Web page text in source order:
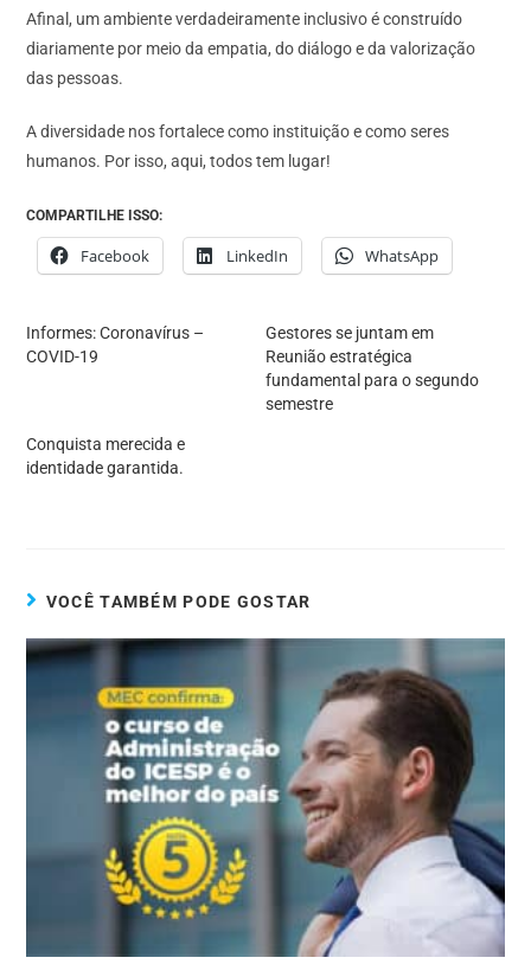
Afinal, um ambiente verdadeiramente inclusivo é construído
diariamente por meio da empatia, do diálogo e da valorização
das pessoas.
A diversidade nos fortalece como instituição e como seres
humanos. Por isso, aqui, todos tem lugar!
COMPARTILHE ISSO:
Facebook LinkedIn WhatsApp
Informes: Coronavírus –
COVID-19
Gestores se juntam em
Reunião estratégica
fundamental para o segundo
semestre
Conquista merecida e
identidade garantida.
VOCÊ TAMBÉM PODE GOSTAR